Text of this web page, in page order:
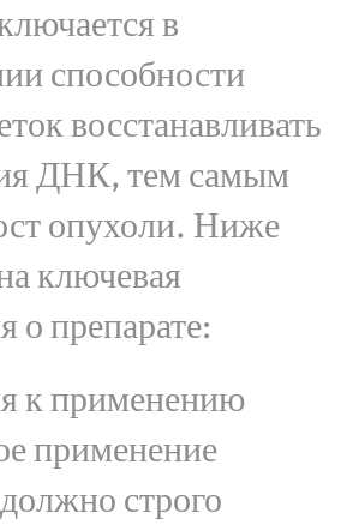
в
способности
восстанавливать
ДНК, тем самым
опухоли. Ниже
ключевая
о препарате:
к применению
применение
строго